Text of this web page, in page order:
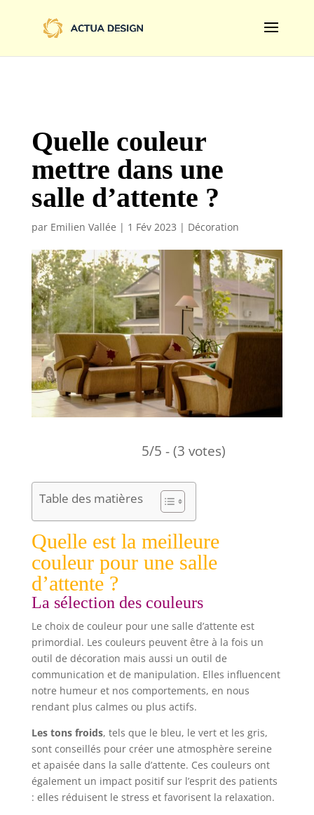
family=Limelight&display=swap');
Quelle couleur
mettre dans une
salle d’attente ?
par Emilien Vallée | 1 Fév 2023 | Décoration
5/5 - (3 votes)
Table des matières
Quelle est la meilleure
couleur pour une salle
d’attente ?
La sélection des couleurs
Le choix de couleur pour une salle d’attente est
primordial. Les couleurs peuvent être à la fois un
outil de décoration mais aussi un outil de
communication et de manipulation. Elles influencent
notre humeur et nos comportements, en nous
rendant plus calmes ou plus actifs.
Les tons froids, tels que le bleu, le vert et les gris,
sont conseillés pour créer une atmosphère sereine
et apaisée dans la salle d’attente. Ces couleurs ont
également un impact positif sur l’esprit des patients
: elles réduisent le stress et favorisent la relaxation.